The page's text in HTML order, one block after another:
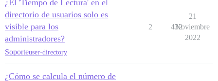
¿El 'Tiempo de Lectura' en el
directorio de usuarios solo es
visible para los
administradores?
Soporteuser-directory
2 432
21
Noviembre
2022
¿Cómo se calcula el número de